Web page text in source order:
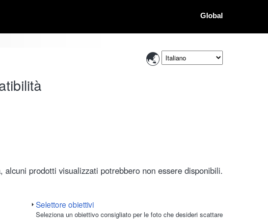
Global
alcuni prodotti visualizzati potrebbero non essere disponibili.
Selettore obiettivi
Seleziona un obiettivo consigliato per le foto che desideri scattare